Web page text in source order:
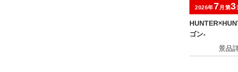
ゴン-
2026年7 月第3